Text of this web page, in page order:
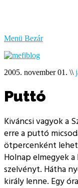
Menü Bezár
2005. november 01. \\
Puttó
Kiváncsi vagyok a
erre a puttó
ötpercenként
Holnap elmegyek
szelvényt. Hátha
király lenne. Egy